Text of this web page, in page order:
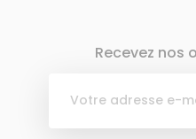
Recevez nos